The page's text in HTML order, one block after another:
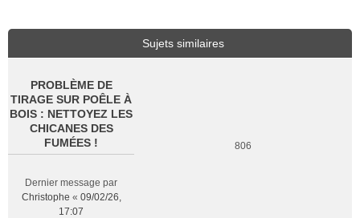
Sujets similaires
PROBLÈME DE
TIRAGE SUR POÊLE À
BOIS : NETTOYEZ LES
CHICANES DES
FUMÉES !
Dernier message par
Christophe « 09/02/26,
17:07
806